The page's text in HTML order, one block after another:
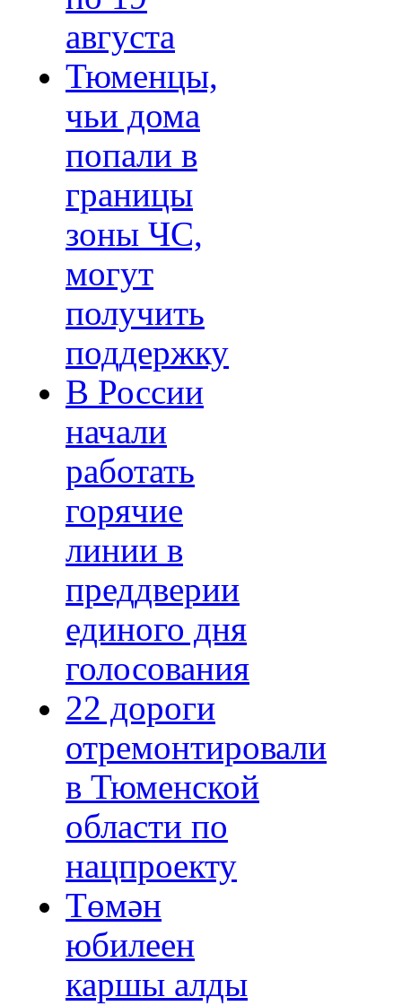
августа
Тюменцы,
чьи дома
попали в
границы
зоны ЧС,
могут
получить
поддержку
В России
начали
работать
горячие
линии в
преддверии
единого дня
голосования
22 дороги
отремонтировали
в Тюменской
области по
нацпроекту
Төмән
юбилеен
каршы алды